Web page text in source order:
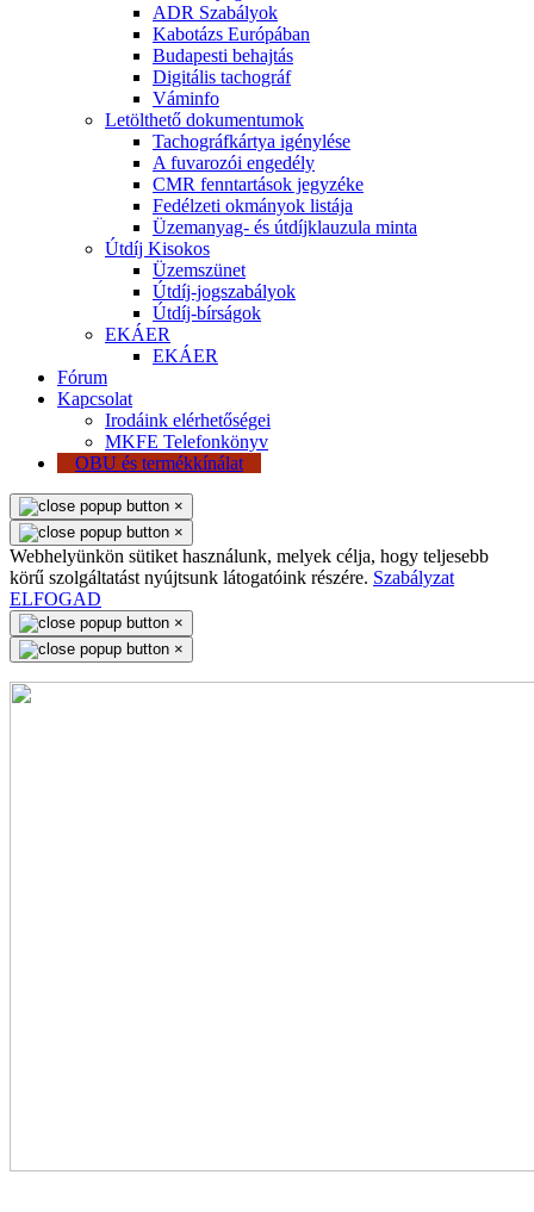
ADR Szabályok
Kabotázs Európában
Budapesti behajtás
Digitális tachográf
Váminfo
Letölthető dokumentumok
Tachográfkártya igénylése
A fuvarozói engedély
CMR fenntartások jegyzéke
Fedélzeti okmányok listája
Üzemanyag- és útdíjklauzula minta
Útdíj Kisokos
Üzemszünet
Útdíj-jogszabályok
Útdíj-bírságok
EKÁER
EKÁER
Fórum
Kapcsolat
Irodáink elérhetőségei
MKFE Telefonkönyv
OBU és termékkínálat
×
×
Webhelyünkön sütiket használunk, melyek célja, hogy teljesebb
körű szolgáltatást nyújtsunk látogatóink részére. Szabályzat
ELFOGAD
×
×